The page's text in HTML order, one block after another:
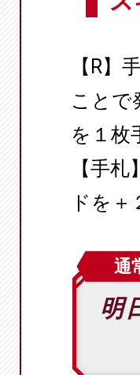
【R】
ことで
を１枚
【手
ドを＋
通
明